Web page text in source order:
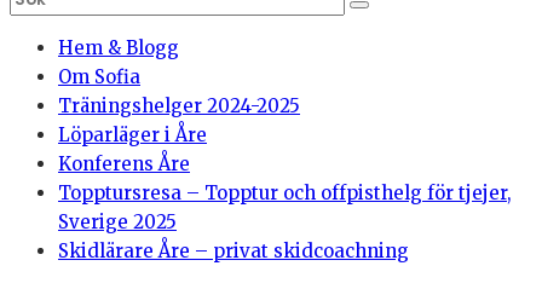
Hem & Blogg
Om Sofia
Träningshelger 2024-2025
Löparläger i Åre
Konferens Åre
Topptursresa – Topptur och offpisthelg för tjejer,
Sverige 2025
Skidlärare Åre – privat skidcoachning